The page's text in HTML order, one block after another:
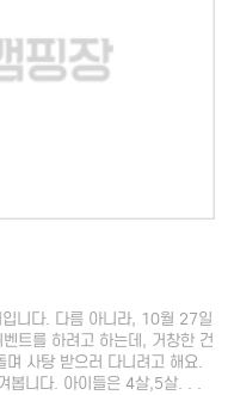
니다. 다름 아니라, 10월 27일
트를 하려고 하는데, 거창한 건
사탕 받으러 다니려고 해요.
봅니다. 아이들은 4살,5살. . .